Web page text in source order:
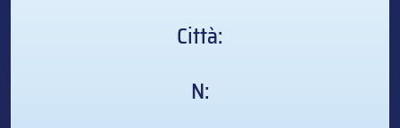
Città:
N: